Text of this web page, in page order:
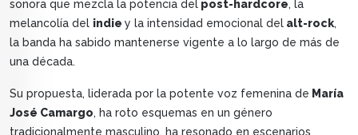
sonora que mezcla la potencia del post-hardcore, la
melancolía del indie y la intensidad emocional del alt-rock,
la banda ha sabido mantenerse vigente a lo largo de más de
una década.
Su propuesta, liderada por la potente voz femenina de María
José Camargo, ha roto esquemas en un género
tradicionalmente masculino, ha resonado en escenarios